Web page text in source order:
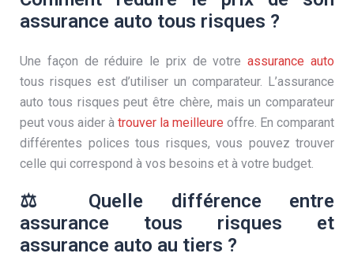
assurance auto tous risques ?
Une façon de réduire le prix de votreassurance auto
tous risques est d’utiliser un comparateur. L’assurance
auto tous risques peut être chère, mais un comparateur
peut vous aider à trouver la meilleure offre. En comparant
différentes polices tous risques, vous pouvez trouver
celle qui correspond à vos besoins et à votre budget.
⚖️ Quelle différence entre
assurance tous risques et
assurance auto au tiers ?